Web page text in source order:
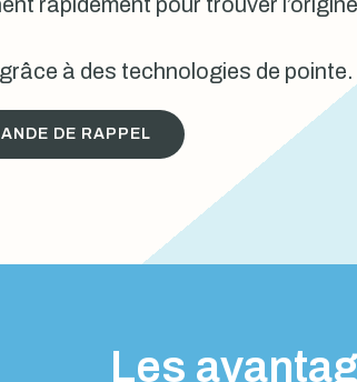
à des technologies de pointe.
DE RAPPEL
Les